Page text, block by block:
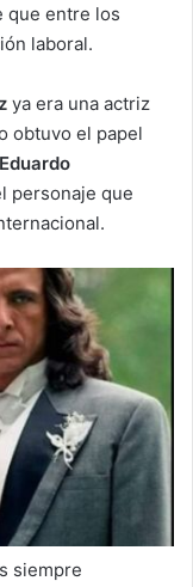
que entre los
laboral.
ya era una actriz
obtuvo el papel
Eduardo
personaje que
siempre